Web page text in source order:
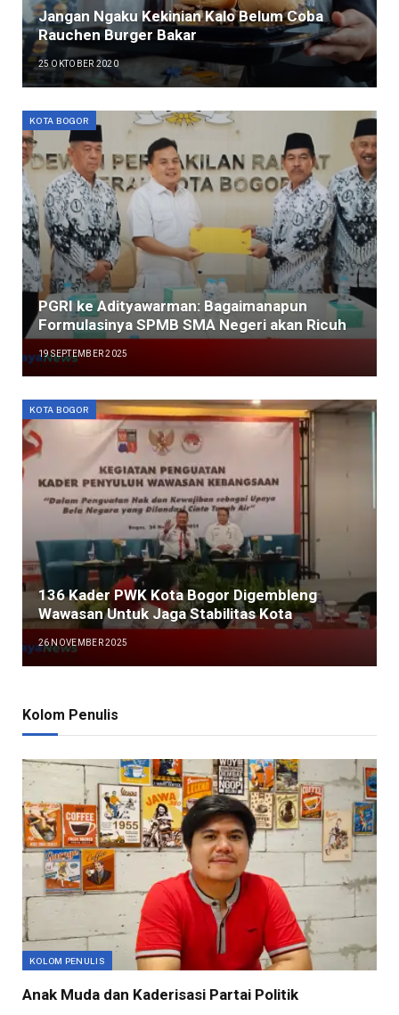
Jangan Ngaku Kekinian Kalo Belum Coba
Rauchen Burger Bakar
25 OKTOBER 2020
KOTA BOGOR
PGRI ke Adityawarman: Bagaimanapun
Formulasinya SPMB SMA Negeri akan Ricuh
19 SEPTEMBER 2025
KOTA BOGOR
136 Kader PWK Kota Bogor Digembleng
Wawasan Untuk Jaga Stabilitas Kota
26 NOVEMBER 2025
Kolom Penulis
KOLOM PENULIS
Anak Muda dan Kaderisasi Partai Politik